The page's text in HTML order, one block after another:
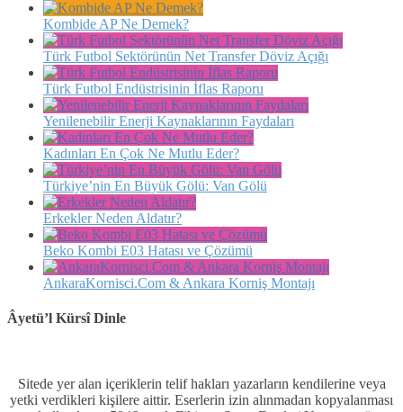
Kombide AP Ne Demek?
Türk Futbol Sektörünün Net Transfer Döviz Açığı
Türk Futbol Endüstrisinin İflas Raporu
Yenilenebilir Enerji Kaynaklarının Faydaları
Kadınları En Çok Ne Mutlu Eder?
Türkiye’nin En Büyük Gölü: Van Gölü
Erkekler Neden Aldatır?
Beko Kombi E03 Hatası ve Çözümü
AnkaraKornisci.Com & Ankara Korniş Montajı
Âyetü’l Kürsî Dinle
Sitede yer alan içeriklerin telif hakları yazarların kendilerine veya
yetki verdikleri kişilere aittir. Eserlerin izin alınmadan kopyalanması